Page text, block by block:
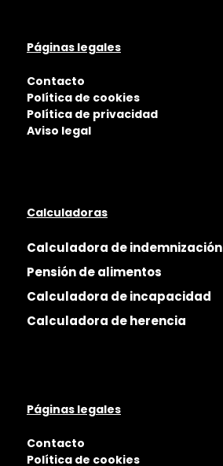
Páginas legales
Contacto
Política de cookies
Política de privacidad
Aviso legal
Calculadoras
Calculadora de indemnización
Pensión de alimentos
Calculadora de incapacidad
Calculadora de herencia
Páginas legales
Contacto
Política de cookies